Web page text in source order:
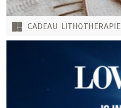
CADEAU
PIERRES !